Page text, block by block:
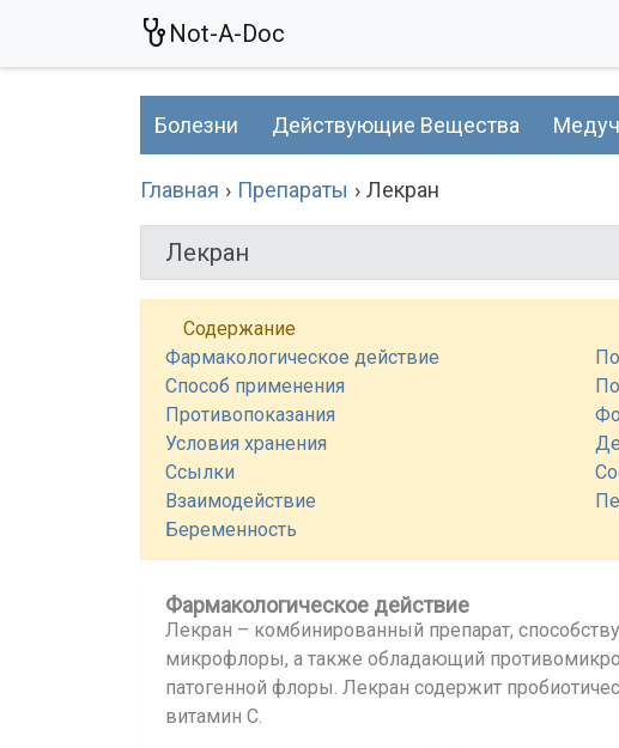
Not-A-Doc
Болезни Действующие Вещества
Главная Препараты Лекран
Лекран
Содержание
Фармакологическое действие
Способ применения
Противопоказания
Условия хранения
Ссылки
Взаимодействие
Беременность
Фармакологическое действие
Лекран – комбинированный препарат,
микрофлоры, а также обладающий
патогенной флоры. Лекран содержит
витамин С.